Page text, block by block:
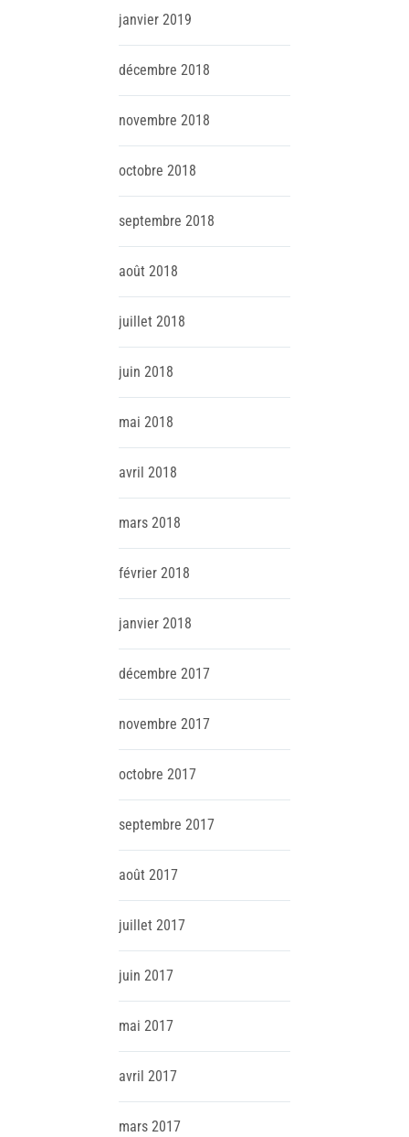
janvier 2019
décembre 2018
novembre 2018
octobre 2018
septembre 2018
août 2018
juillet 2018
juin 2018
mai 2018
avril 2018
mars 2018
février 2018
janvier 2018
décembre 2017
novembre 2017
octobre 2017
septembre 2017
août 2017
juillet 2017
juin 2017
mai 2017
avril 2017
mars 2017